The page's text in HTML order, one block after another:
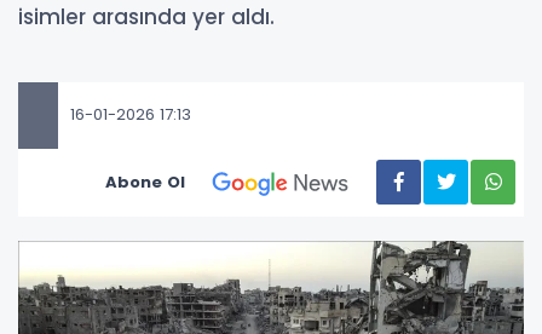
isimler arasında yer aldı.
16-01-2026 17:13
Abone Ol